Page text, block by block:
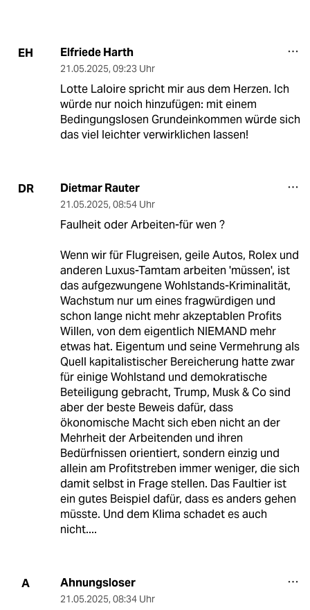
EH Elfriede Harth
21.05.2025, 09:23 Uhr
Lotte Laloire spricht mir aus dem Herzen. Ich
würde nur noich hinzufügen: mit einem
Bedingungslosen Grundeinkommen würde sich
das viel leichter verwirklichen lassen!
DR Dietmar Rauter
21.05.2025, 08:54 Uhr
Faulheit oder Arbeiten-für wen ?
Wenn wir für Flugreisen, geile Autos, Rolex und
anderen Luxus-Tamtam arbeiten 'müssen', ist
das aufgezwungene Wohlstands-Kriminalität,
Wachstum nur um eines fragwürdigen und
schon lange nicht mehr akzeptablen Profits
Willen, von dem eigentlich NIEMAND mehr
etwas hat. Eigentum und seine Vermehrung als
Quell kapitalistischer Bereicherung hatte zwar
für einige Wohlstand und demokratische
Beteiligung gebracht, Trump, Musk & Co sind
aber der beste Beweis dafür, dass
ökonomische Macht sich eben nicht an der
Mehrheit der Arbeitenden und ihren
Bedürfnissen orientiert, sondern einzig und
allein am Profitstreben immer weniger, die sich
damit selbst in Frage stellen. Das Faultier ist
ein gutes Beispiel dafür, dass es anders gehen
müsste. Und dem Klima schadet es auch
nicht....
A Ahnungsloser
21.05.2025, 08:34 Uhr